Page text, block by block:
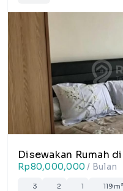
Disewakan Rumah
Rp80,000,000/ Bulan
3 2 1 119m²